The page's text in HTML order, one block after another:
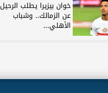
خوان بيزيرا يطلب الرحيل
عن الزمالك.. وشباب
الأهلي...